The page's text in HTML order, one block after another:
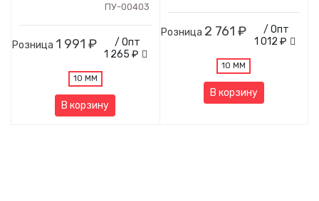
ПУ-00403
Розница 1 991 ₽
/ Опт
1 265 ₽
10 ММ
В корзину
Розница 2 761 ₽
/ Опт
1 012 ₽
10 ММ
В корзину